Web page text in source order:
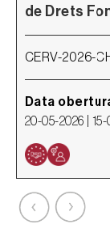
de Drets
CERV-2026-
Data
20-05-2026 |